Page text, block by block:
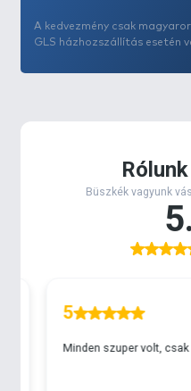
A kedvezmény csak
GLS házhozszállítás esetén